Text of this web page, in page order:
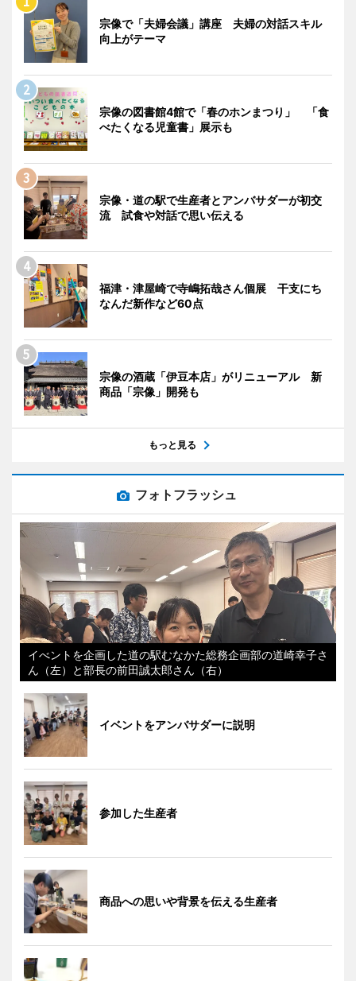
宗像で「夫婦会議」講座 夫婦の対話スキル
向上がテーマ
宗像の図書館4館で「春のホンまつり」 「食
べたくなる児童書」展示も
宗像・道の駅で生産者とアンバサダーが初交
流 試食や対話で思い伝える
福津・津屋崎で寺嶋拓哉さん個展 干支にち
なんだ新作など60点
宗像の酒蔵「伊豆本店」がリニューアル 新
商品「宗像」開発も
もっと見る
フォトフラッシュ
イべントを企画した道の駅むなかた総務企画部の道崎幸子さ
ん（左）と部長の前田誠太郎さん（右）
イベントをアンバサダーに説明
参加した生産者
商品への思いや背景を伝える生産者